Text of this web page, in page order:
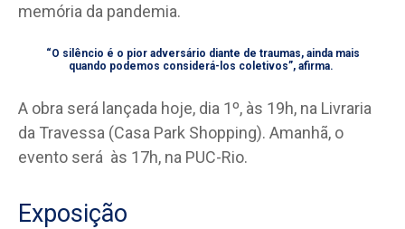
memória da pandemia.
“O silêncio é o pior adversário diante de traumas, ainda mais
quando podemos considerá-los coletivos”, afirma.
A obra será lançada hoje, dia 1º, às 19h, na Livraria
da Travessa (Casa Park Shopping). Amanhã, o
evento será às 17h, na PUC-Rio.
Exposição